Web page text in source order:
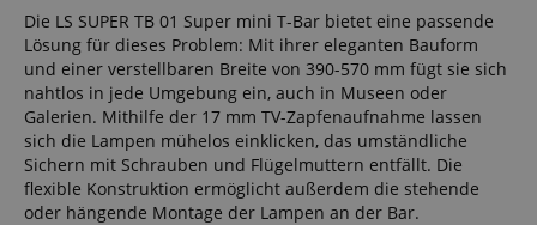
Die LS SUPER TB 01 Super mini T-Bar bietet eine passende
Lösung für dieses Problem: Mit ihrer eleganten Bauform
und einer verstellbaren Breite von 390-570 mm fügt sie sich
nahtlos in jede Umgebung ein, auch in Museen oder
Galerien. Mithilfe der 17 mm TV-Zapfenaufnahme lassen
sich die Lampen mühelos einklicken, das umständliche
Sichern mit Schrauben und Flügelmuttern entfällt. Die
flexible Konstruktion ermöglicht außerdem die stehende
oder hängende Montage der Lampen an der Bar.